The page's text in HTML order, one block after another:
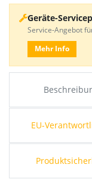
EU-
Geräte-
Service-Angebot
Mehr Info